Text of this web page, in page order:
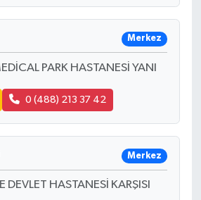
Merkez
PARK HASTANESİ YANI
0 (488) 213 37 42
Merkez
DEVLET HASTANESİ KARŞISI